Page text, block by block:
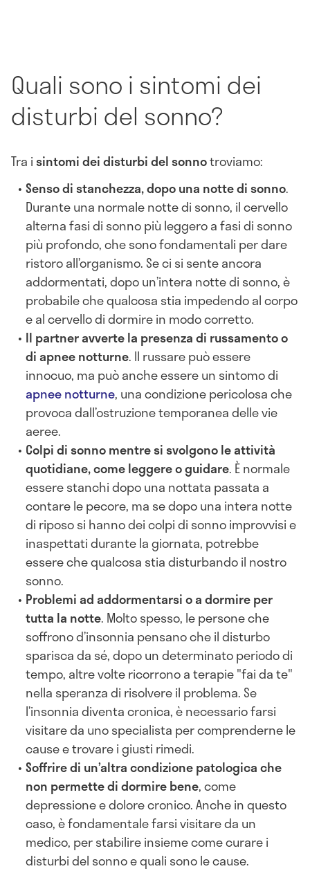
Quali sono i sintomi dei
disturbi del sonno?
Tra isintomi dei disturbi del sonnotroviamo:
Senso di stanchezza, dopouna nottedi sonno.
Durante una normale notte di sonno, il cervello
alterna fasi di sonno più leggero a fasi di sonno
più profondo, che sono fondamentali per dare
ristoro all’organismo. Se ci si sente ancora
addormentati, dopo un’intera notte di sonno, è
probabile che qualcosa stia impedendo al corpo
e al cervello di dormire in modo corretto.
Il partner avverte la presenza di russamento o
di apnee notturne. Il russare può essere
innocuo, ma può anche essere un sintomo di
apnee notturne, una condizione pericolosa che
provoca dall’ostruzione temporanea delle vie
aeree.
Colpi di sonno mentre si svolgono le attività
quotidiane, come leggere o guidare. È normale
essere stanchi dopo una nottata passata a
contare le pecore, ma se dopo una intera notte
di riposo si hanno dei colpi di sonno improvvisi e
inaspettati durante la giornata, potrebbe
essere che qualcosa stia disturbando il nostro
sonno.
Problemi ad addormentarsio a dormire per
tutta la notte. Molto spesso, le persone che
soffrono d’insonnia pensano che il disturbo
sparisca da sé, dopo un determinato periodo di
tempo, altre volte ricorrono a terapie "fai da te"
nella speranza di risolvere il problema. Se
l’insonnia diventa cronica, è necessario farsi
visitare da uno specialista per comprenderne le
cause e trovare i giusti rimedi.
Soffrire di un’altra condizione patologica che
non permette di dormire bene, come
depressione e dolore cronico. Anche in questo
caso, è fondamentale farsi visitare da un
medico, per stabilire insieme come curare i
disturbi del sonno e quali sono le cause.